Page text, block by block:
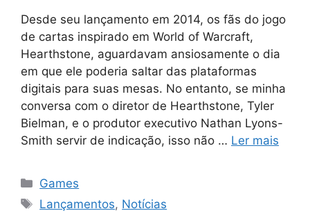
Desde seu lançamento em 2014, os fãs do jogo
de cartas inspirado em World of Warcraft,
Hearthstone, aguardavam ansiosamente o dia
em que ele poderia saltar das plataformas
digitais para suas mesas. No entanto, se minha
conversa com o diretor de Hearthstone, Tyler
Bielman, e o produtor executivo Nathan Lyons-
Smith servir de indicação, isso não … Ler mais
Categorias
Games
Tags
Lançamentos, Notícias